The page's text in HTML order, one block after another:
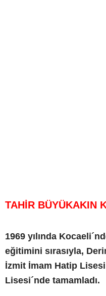
TAHİR BÜYÜKAKIN
1969 yılında
eğitimini sırasıyla,
İzmit İmam Hatip
Lisesi´nde tamamladı.